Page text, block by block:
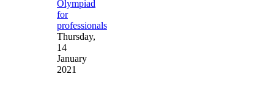
Olympiad
for
professionals
Thursday,
14
January
2021